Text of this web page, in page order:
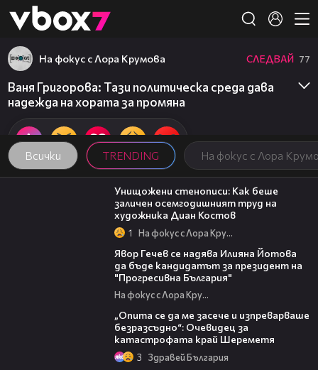
👾
Всички TRENDING На фокус с Лора
На фокус с Лора Крумова СЛЕДВАЙ 77
Ваня Григорова: Тази политическа среда дава
надежда на хората за промяна
13:45
Унищожени стенописи: Как беше
заличен осемгодишният труд на
художника Диан Костов
1 На фокус с Лора Крумова
Явор Гечев се надява Илияна Йотова
да бъде кандидатът за президент на
"Прогресивна България"
На фокус с Лора Крумова
„Опита се да ме засече и изпреварваше
безразсъдно“: Очевидец за
катастрофата край Шереметя
3 Здравей България